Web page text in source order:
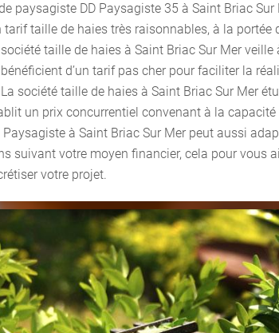
paysagiste DD Paysagiste 35 à Saint Briac Sur
tarif taille de haies très raisonnables, à la portée
taille de haies à Saint Briac Sur Mer veille
d’un tarif pas cher pour faciliter la
société taille de haies à Saint Briac Sur Mer
un prix concurrentiel convenant à la
Paysagiste à Saint Briac Sur Mer peut aussi
suivant votre moyen financier, cela pour vous
votre projet.